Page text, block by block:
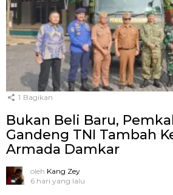
1 Bagikan
Bukan Beli Baru,
Gandeng TNI Tambah
Armada Damkar
oleh Kang Zey
6 hari yang lalu